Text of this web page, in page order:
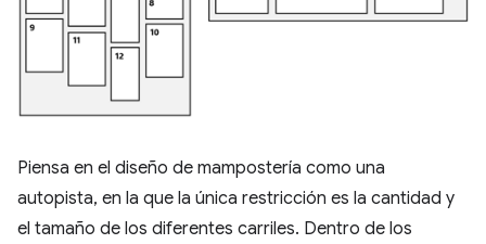
Piensa en el diseño de mampostería como una
autopista, en la que la única restricción es la cantidad y
el tamaño de los diferentes carriles. Dentro de los